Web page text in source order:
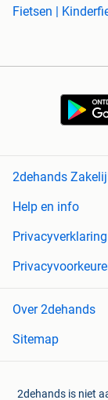
Fietsen |
2dehands
Help en info
Privacyverklaring
Over 2dehands
Sitemap
2dehands is niet